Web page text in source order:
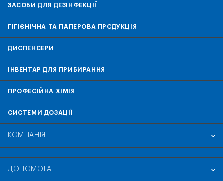
ЗАСОБИ ДЛЯ ДЕЗІНФЕКЦІЇ
ГІГІЄНІЧНА ТА ПАПЕРОВА ПРОДУКЦІЯ
ДИСПЕНСЕРИ
ІНВЕНТАР ДЛЯ ПРИБИРАННЯ
ПРОФЕСІЙНА ХІМІЯ
СИСТЕМИ ДОЗАЦІЇ
КОМПАНІЯ
ДОПОМОГА